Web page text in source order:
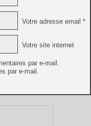
Votre adresse email *
Votre site internet
par e-mail.
par e-mail.